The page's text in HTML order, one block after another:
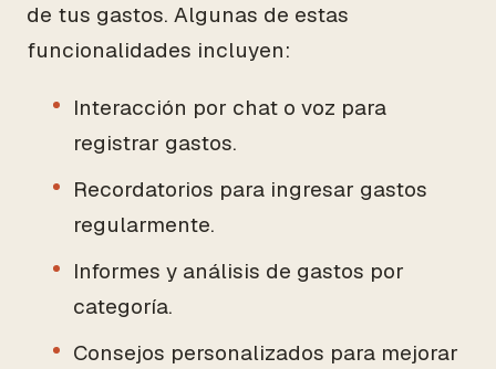
de tus gastos. Algunas de estas
funcionalidades incluyen:
Interacción por chat o voz para
registrar gastos.
Recordatorios para ingresar gastos
regularmente.
Informes y análisis de gastos por
categoría.
Consejos personalizados para mejorar